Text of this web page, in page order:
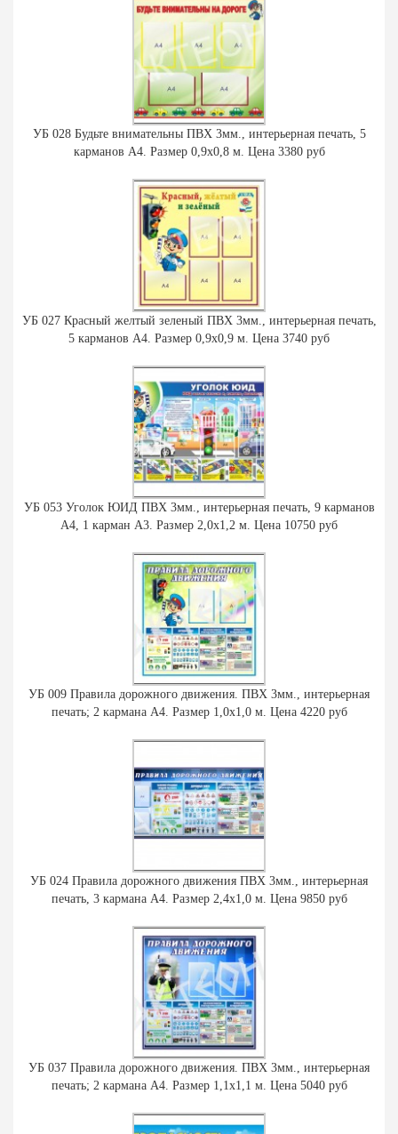
УБ 028 Будьте внимательны ПВХ 3мм., интерьерная печать, 5
карманов А4. Размер 0,9х0,8 м. Цена 3380 руб
УБ 027 Красный желтый зеленый ПВХ 3мм., интерьерная печать,
5 карманов А4. Размер 0,9х0,9 м. Цена 3740 руб
УБ 053 Уголок ЮИД ПВХ 3мм., интерьерная печать, 9 карманов
А4, 1 карман А3. Размер 2,0х1,2 м. Цена 10750 руб
УБ 009 Правила дорожного движения. ПВХ 3мм., интерьерная
печать; 2 кармана А4. Размер 1,0х1,0 м. Цена 4220 руб
УБ 024 Правила дорожного движения ПВХ 3мм., интерьерная
печать, 3 кармана А4. Размер 2,4х1,0 м. Цена 9850 руб
УБ 037 Правила дорожного движения. ПВХ 3мм., интерьерная
печать; 2 кармана А4. Размер 1,1х1,1 м. Цена 5040 руб